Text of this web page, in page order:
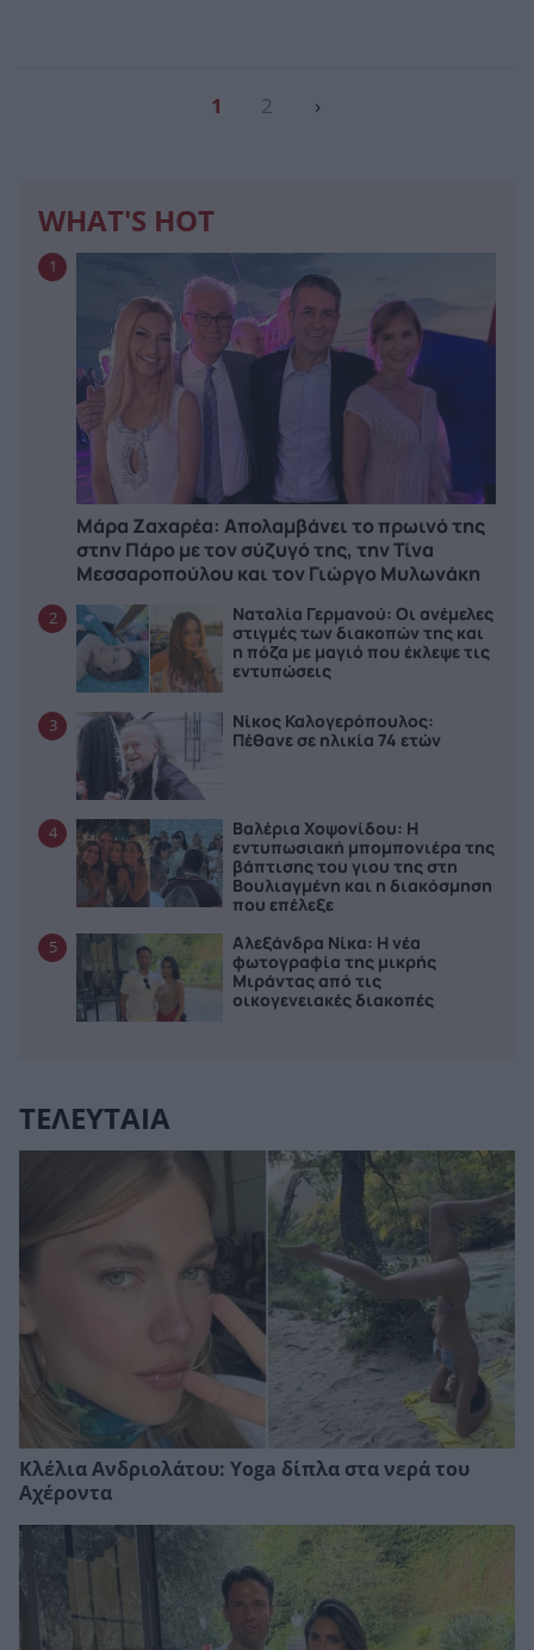
1 2 ›
WHAT'S HOT
1
Μάρα Ζαχαρέα: Απολαμβάνει το πρωινό της
στην Πάρο με τον σύζυγό της, την Τίνα
Μεσσαροπούλου και τον Γιώργο Μυλωνάκη
2
Ναταλία Γερμανού: Οι ανέμελες
στιγμές των διακοπών της και
η πόζα με μαγιό που έκλεψε τις
εντυπώσεις
3
Νίκος Καλογερόπουλος:
Πέθανε σε ηλικία 74 ετών
4
Βαλέρια Χοψονίδου: Η
εντυπωσιακή μπομπονιέρα της
βάπτισης του γιου της στη
Βουλιαγμένη και η διακόσμηση
που επέλεξε
5
Αλεξάνδρα Νίκα: Η νέα
φωτογραφία της μικρής
Μιράντας από τις
οικογενειακές διακοπές
ΤΕΛΕΥΤΑΙΑ
Κλέλια Ανδριολάτου: Yoga δίπλα στα νερά του
Αχέροντα